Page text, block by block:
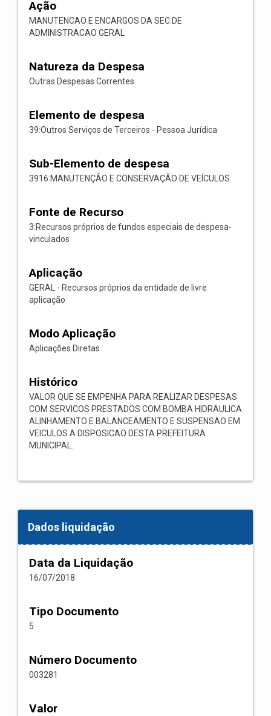
Ação
MANUTENCAO E ENCARGOS DA SEC.DE
ADMINISTRACAO GERAL
Natureza da Despesa
Outras Despesas Correntes
Elemento de despesa
39:Outros Serviços de Terceiros - Pessoa Jurídica
Sub-Elemento de despesa
3916:MANUTENÇÃO E CONSERVAÇÃO DE VEÍCULOS
Fonte de Recurso
3:Recursos próprios de fundos especiais de despesa-
vinculados
Aplicação
GERAL - Recursos próprios da entidade de livre
aplicação
Modo Aplicação
Aplicações Diretas
Histórico
VALOR QUE SE EMPENHA PARA REALIZAR DESPESAS
COM SERVICOS PRESTADOS COM BOMBA HIDRAULICA
ALINHAMENTO E BALANCEAMENTO E SUSPENSAO EM
VEICULOS A DISPOSICAO DESTA PREFEITURA
MUNICIPAL.
Dados liquidação
Data da Liquidação
16/07/2018
Tipo Documento
5
Número Documento
003281
Valor